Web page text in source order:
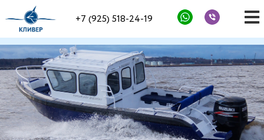
+7 (925) 518-24-19